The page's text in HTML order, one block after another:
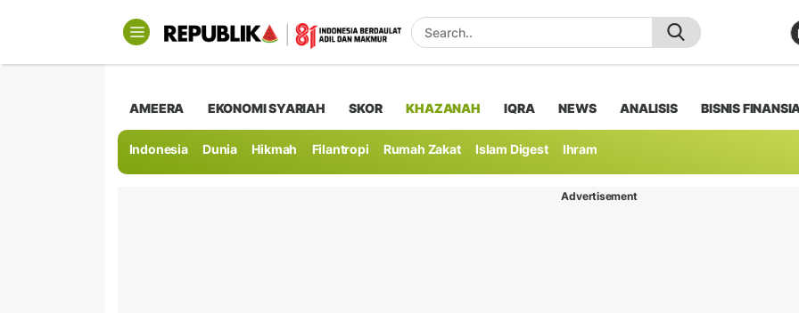
AMEERA EKONOMI SYARIAH SKOR KHAZANAH IQRA NEWS ANALISIS BISNIS
Indonesia Dunia Hikmah Filantropi Rumah Zakat Islam Digest Ihram
Advertisement